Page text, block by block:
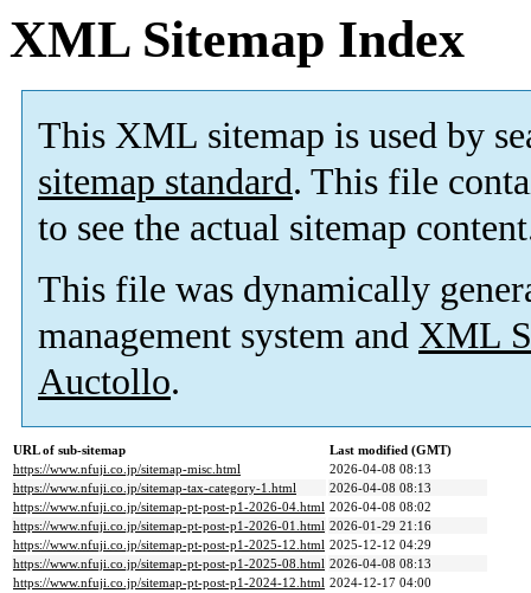
XML Sitemap Index
This XML sitemap is used by
sitemap standard. This file
to see the actual sitemap
This file was dynamically
management system and XML
Auctollo.
URL of sub-sitemap
Last modified (GMT)
https://www.nfuji.co.jp/sitemap-misc.html
2026-04-08 08:13
https://www.nfuji.co.jp/sitemap-tax-category-1.html
2026-04-08 08:13
https://www.nfuji.co.jp/sitemap-pt-post-p1-2026-04.html 2026-04-08 08:02
https://www.nfuji.co.jp/sitemap-pt-post-p1-2026-01.html 2026-01-29 21:16
https://www.nfuji.co.jp/sitemap-pt-post-p1-2025-12.html 2025-12-12 04:29
https://www.nfuji.co.jp/sitemap-pt-post-p1-2025-08.html 2026-04-08 08:13
https://www.nfuji.co.jp/sitemap-pt-post-p1-2024-12.html 2024-12-17 04:00